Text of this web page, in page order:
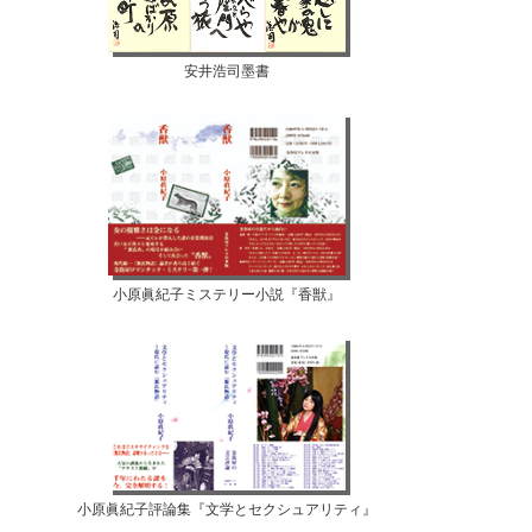
安井浩司墨書
小原眞紀子ミステリー小説『香獣』
小原眞紀子評論集『文学とセクシュアリティ』